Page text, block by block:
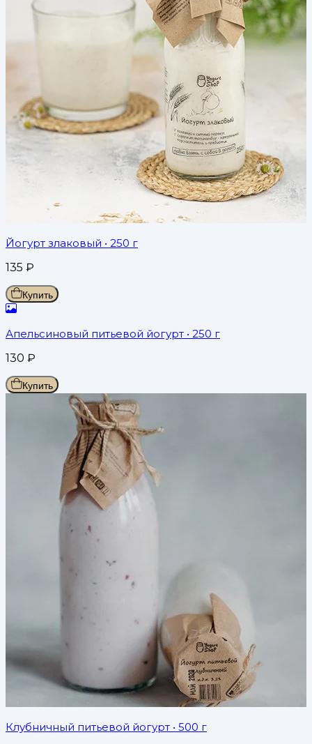
Йогурт злаковый • 250 г
135 ₽
Купить
Апельсиновый питьевой йогурт • 250 г
130 ₽
Купить
Клубничный питьевой йогурт • 500 г